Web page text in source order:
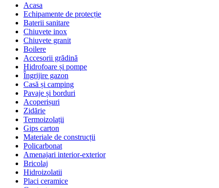
Acasa
Echipamente de protecție
Baterii sanitare
Chiuvete inox
Chiuvete granit
Boilere
Accesorii grădină
Hidrofoare și pompe
Îngrijire gazon
Casă și camping
Pavaje și borduri
Acoperișuri
Zidărie
Termoizolații
Gips carton
Materiale de construcții
Policarbonat
Amenajari interior-exterior
Bricolaj
Hidroizolatii
Placi ceramice